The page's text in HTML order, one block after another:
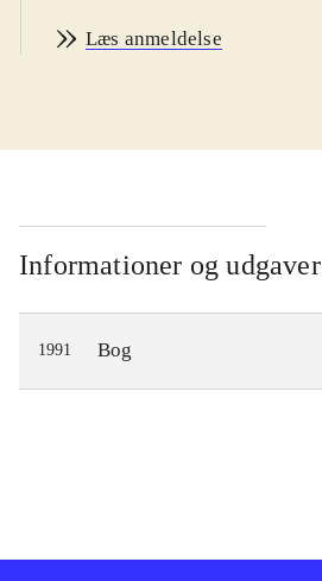
Læs anmeldelse
Informationer og udgaver
1991 Bog